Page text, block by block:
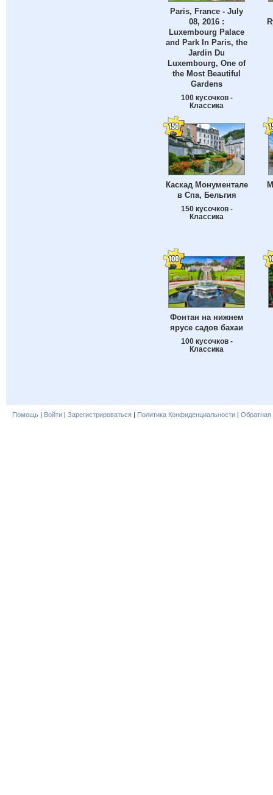
Paris, France - July
08, 2016 :
Luxembourg Palace
and Park In Paris, the
Jardin Du
Luxembourg, One of
the Most Beautiful
Gardens
100 кусочков -
Классика
Каскад Монументале
в Спа, Бельгия
150 кусочков -
Классика
Фонтан на нижнем
ярусе садов бахаи
100 кусочков -
Классика
Помощь | Войти | Зарегистрироваться | Политика Конфиденциальности | Обратная